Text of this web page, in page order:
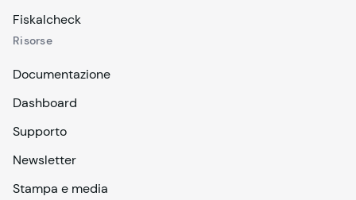
Fiskalcheck
Risorse
Documentazione
Dashboard
Supporto
Newsletter
Stampa e media